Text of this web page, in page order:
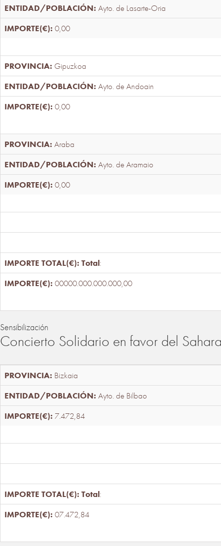
Ayto. de Lasarte-Oria
0,00
Gipuzkoa
Ayto. de Andoain
0,00
Araba
Ayto. de Aramaio
0,00
Total:
00000.000.000.000,00
Sensibilización
Concierto Solidario en favor del
Bizkaia
Ayto. de Bilbao
7.472,84
Total:
07.472,84